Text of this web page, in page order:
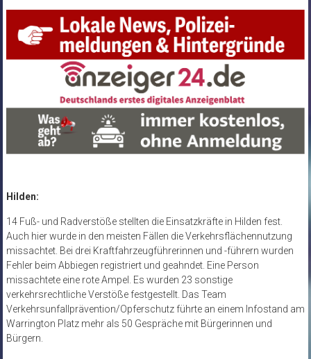
Hilden:
14 Fuß- und Radverstöße stellten die Einsatzkräfte in Hilden fest.
Auch hier wurde in den meisten Fällen die Verkehrsflächennutzung
missachtet. Bei drei Kraftfahrzeugführerinnen und -führern wurden
Fehler beim Abbiegen registriert und geahndet. Eine Person
missachtete eine rote Ampel. Es wurden 23 sonstige
verkehrsrechtliche Verstöße festgestellt. Das Team
Verkehrsunfallprävention/Opferschutz führte an einem Infostand am
Warrington Platz mehr als 50 Gespräche mit Bürgerinnen und
Bürgern.